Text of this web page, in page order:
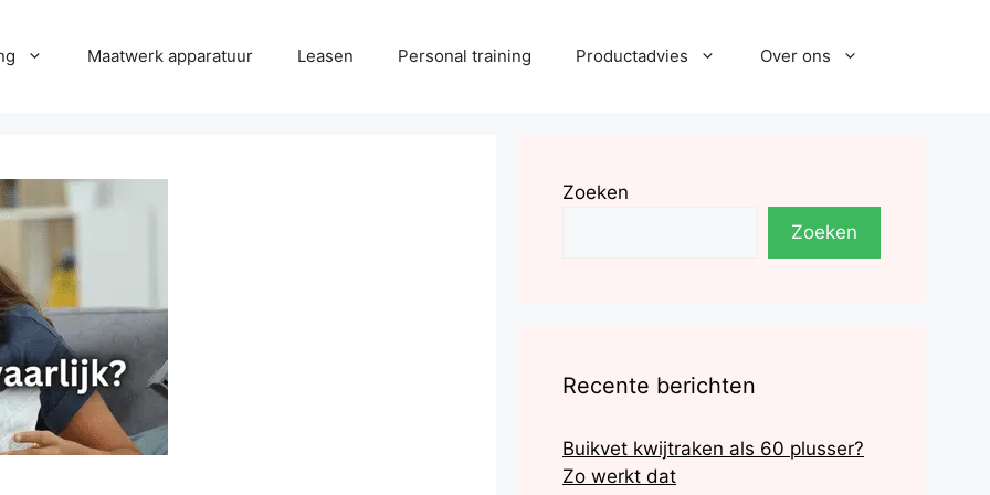
Maatwerk apparatuur Leasen Personal training Productadvies Over ons
Zoeken
Zoeken
Recente berichten
Buikvet kwijtraken als 60 plusser?
Zo werkt dat